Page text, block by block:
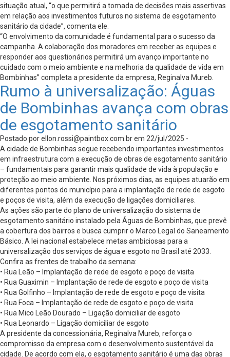
situação atual, “o que permitirá a tomada de decisões mais assertivas
em relação aos investimentos futuros no sistema de esgotamento
sanitário da cidade”, comenta ele.
“O envolvimento da comunidade é fundamental para o sucesso da
campanha. A colaboração dos moradores em receber as equipes e
responder aos questionários permitirá um avanço importante no
cuidado com o meio ambiente e na melhoria da qualidade de vida em
Bombinhas” completa a presidente da empresa, Reginalva Mureb.
Rumo à universalização: Águas
de Bombinhas avança com obras
de esgotamento sanitário
Postado porellon.rossi@paintbox.com.brem 22/jul/2025 -
A cidade de Bombinhas segue recebendo importantes investimentos
em infraestrutura com a execução de obras de esgotamento sanitário
– fundamentais para garantir mais qualidade de vida à população e
proteção ao meio ambiente. Nos próximos dias, as equipes atuarão em
diferentes pontos do município para a implantação de rede de esgoto
e poços de visita, além da execução de ligações domiciliares.
As ações são parte do plano de universalização do sistema de
esgotamento sanitário instalado pela Águas de Bombinhas, que prevê
a cobertura dos bairros e busca cumprir o Marco Legal do Saneamento
Básico. A lei nacional estabelece metas ambiciosas para a
universalização dos serviços de água e esgoto no Brasil até 2033.
Confira as frentes de trabalho da semana:
• Rua Leão – Implantação de rede de esgoto e poço de visita
• Rua Guaximin – Implantação de rede de esgoto e poço de visita
• Rua Golfinho – Implantação de rede de esgoto e poço de visita
• Rua Foca – Implantação de rede de esgoto e poço de visita
• Rua Mico Leão Dourado – Ligação domiciliar de esgoto
• Rua Leonardo – Ligação domiciliar de esgoto
A presidente da concessionária, Reginalva Mureb, reforça o
compromisso da empresa com o desenvolvimento sustentável da
cidade. De acordo com ela, o esgotamento sanitário é uma das obras